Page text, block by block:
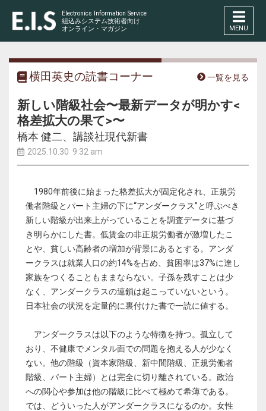
Electronics Information Service
組込みシステム技術者向け
オンライン・マガジン
MENU
横田英史の読書コーナー 一覧を見る
新しい階級社会〜最新データが明かす<
格差拡大の果て>〜
橋本 健二、講談社現代新書
2025.10.30 9:32 am
1980年前後に始まった格差拡大が固定化され、正規労
働者階級とパート主婦の下に“アンダークラス”と呼ぶべき
新しい階級が出来上がっていることを調査データに基づ
き明らかにした書。低賃金の非正規労働者が激増したこ
とや、貧しい高齢者の増加が背景にあるとする。アンダ
ークラスは就業人口の約14%を占め、貧困率は37%に達し
家族をつくることもままならない。子孫を残すことは少
なく、アンダークラスの連鎖は起こっていないという。
日本社会の状況を定量的に裏付けた書で一読に値する。
アンダークラスは以下のような特徴を持つ。孤立して
おり、不健康でメンタル面での問題を抱える人が少なく
ない。他の階級（資本家階級、新中間階級、正規労働者
階級、パート主婦）とは完全に切り離されている。政治
への関心や参加は他の階級に比べて極めて希薄である。
では、どういった人がアンダークラスになるのか。女性